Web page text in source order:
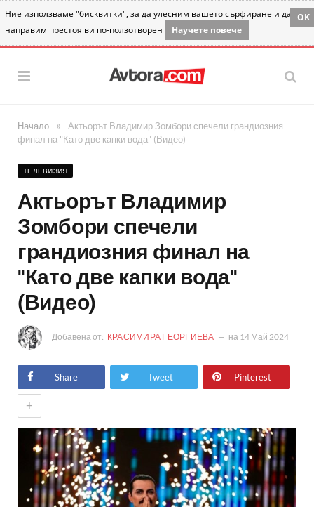
Ние използваме "бисквитки", за да улесним вашето сърфиране и да
направим престоя ви по-ползотворен
Научете повече
OK
Начало »
Актьорът Владимир Зомбори спечели грандиозния
финал на "Като две капки вода" (Видео)
ТЕЛЕВИЗИЯ
Актьорът Владимир
Зомбори спечели
грандиозния финал на
"Като две капки вода"
(Видео)
Добавена от: КРАСИМИРА ГЕОРГИЕВА на 14 Май 2024
Share Tweet Pinterest
+